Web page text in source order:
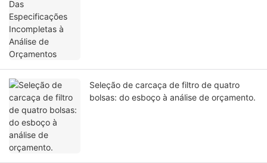
Seleção de carcaça de filtro de quatro
bolsas: do esboço à análise de orçamento.